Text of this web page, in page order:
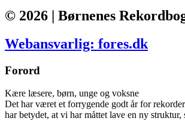
© 2026 | Børnenes
Webansvarlig: fores.dk
Forord
Kære læsere, børn, unge og voksne
Det har været et forrygende godt år for
har betydet, at vi har måttet lave en ny